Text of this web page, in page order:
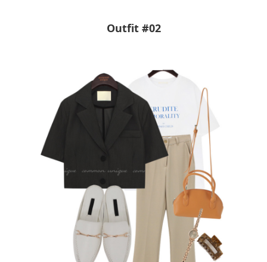
Outfit #02